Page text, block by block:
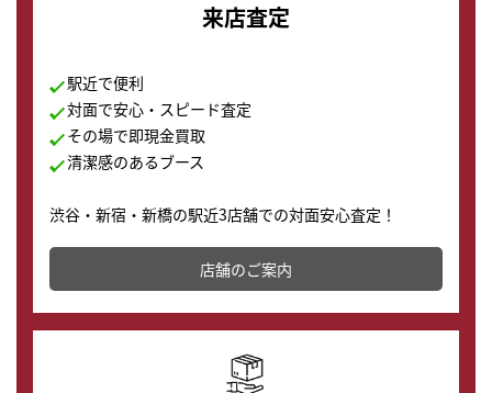
来店査定
駅近で便利
対面で安心・スピード査定
その場で即現金買取
清潔感のあるブース
渋谷・新宿・新橋の駅近3店舗での対面安心査定！
その場で現金買取致します。渋谷本店では、時計販売の
店舗を併設しており、下取りに出してお得に新しい時計
の購入もできます♪
店舗のご案内